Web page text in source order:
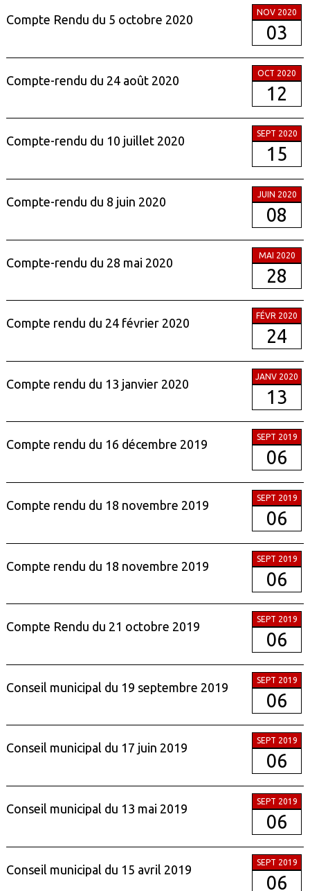
Compte Rendu du 5 octobre 2020
NOV 2020
03
Compte-rendu du 24 août 2020
OCT 2020
12
Compte-rendu du 10 juillet 2020
SEPT 2020
15
Compte-rendu du 8 juin 2020
JUIN 2020
08
Compte-rendu du 28 mai 2020
MAI 2020
28
Compte rendu du 24 février 2020
FÉVR 2020
24
Compte rendu du 13 janvier 2020
JANV 2020
13
Compte rendu du 16 décembre 2019
SEPT 2019
06
Compte rendu du 18 novembre 2019
SEPT 2019
06
Compte rendu du 18 novembre 2019
SEPT 2019
06
Compte Rendu du 21 octobre 2019
SEPT 2019
06
Conseil municipal du 19 septembre 2019
SEPT 2019
06
Conseil municipal du 17 juin 2019
SEPT 2019
06
Conseil municipal du 13 mai 2019
SEPT 2019
06
Conseil municipal du 15 avril 2019
SEPT 2019
06